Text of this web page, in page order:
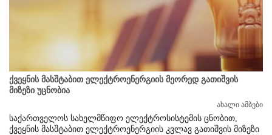
ქვეყნის მასშტაბით ელექტროენერგიის მეორედ გათიშვის
მიზეზი უცნობია
ახალი ამბები
საქართველოს სახელმწიფო ელექტროსისტემის ცნობით,
ქვეყნის მასშტაბით ელექტროენერგიის კვლავ გათიშვის მიზეზი